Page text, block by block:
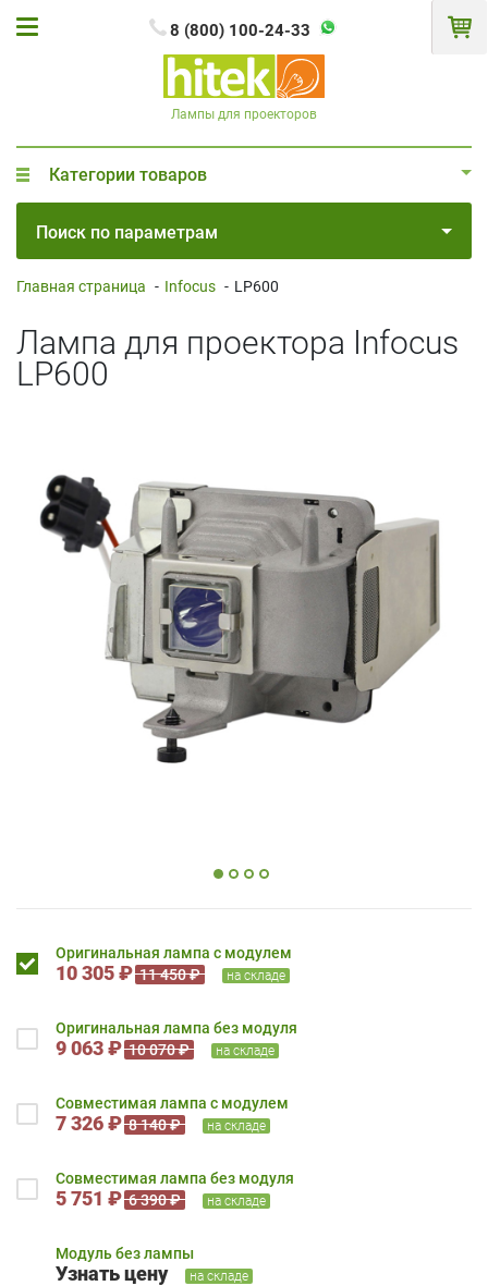
8 (800) 100-24-33
Лампы для проекторов
Категории товаров
Поиск по параметрам
Главная страница - Infocus - LP600
Лампа для проектора Infocus
LP600
Оригинальная лампа с модулем
10 305 ₽ 11 450 ₽ на складе
Оригинальная лампа без модуля
9 063 ₽ 10 070 ₽ на складе
Совместимая лампа с модулем
7 326 ₽ 8 140 ₽ на складе
Совместимая лампа без модуля
5 751 ₽ 6 390 ₽ на складе
Модуль без лампы
Узнать цену на складе